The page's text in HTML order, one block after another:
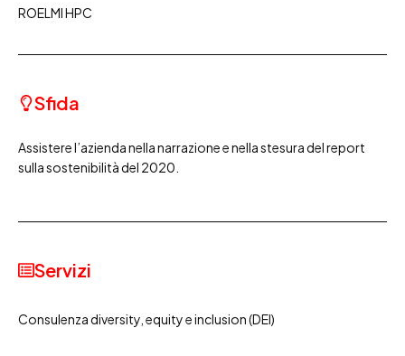
ROELMI HPC
Sfida
Assistere l’azienda nella narrazione e nella stesura del report
sulla sostenibilità del 2020.
Servizi
Consulenza diversity, equity e inclusion (DEI)